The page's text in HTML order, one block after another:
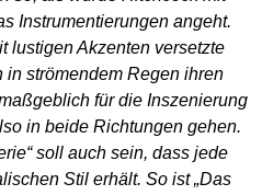
Instrumentierungen angeht.
lustigen Akzenten versetzte
strömendem Regen ihren
für die Inszenierung
in beide Richtungen gehen.
soll auch sein, dass jede
Stil erhält. So ist „Das